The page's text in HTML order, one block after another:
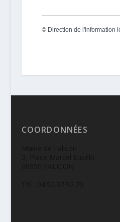
© Direction de l'information
COORDONNÉES